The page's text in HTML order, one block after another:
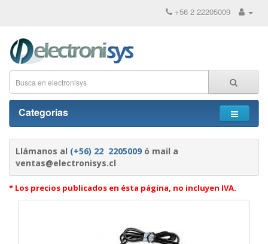
+56 2 22205009
Categorias
Llámanos al (+56) 22 2205009 ó mail a
ventas@electronisys.cl
* Los precios publicados en ésta página, no incluyen IVA.